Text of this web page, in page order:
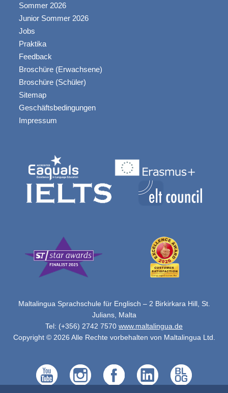
Sommer 2026
Junior Sommer 2026
Jobs
Praktika
Feedback
Broschüre (Erwachsene)
Broschüre (Schüler)
Sitemap
Geschäftsbedingungen
Impressum
Maltalingua Sprachschule für Englisch – 2 Birkirkara Hill, St.
Julians, Malta
Tel: (+356) 2742 7570 www.maltalingua.de
Copyright © 2026 Alle Rechte vorbehalten von Maltalingua Ltd.